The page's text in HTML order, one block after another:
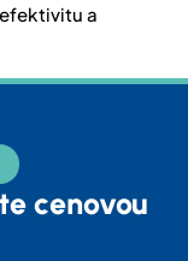
a
cenovou